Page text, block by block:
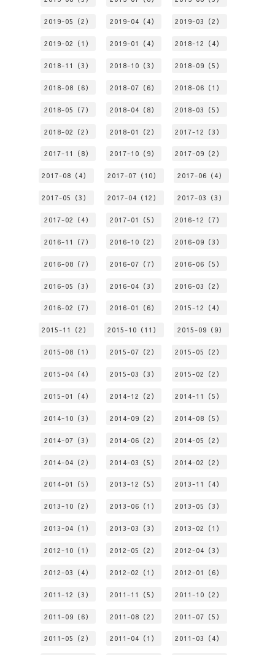
2019-05（2） 2019-04（4） 2019-03（2）
2019-02（1） 2019-01（4） 2018-12（4）
2018-11（3） 2018-10（3） 2018-09（5）
2018-08（6） 2018-07（6） 2018-06（1）
2018-05（7） 2018-04（8） 2018-03（5）
2018-02（2） 2018-01（2） 2017-12（3）
2017-11（8） 2017-10（9） 2017-09（2）
2017-08（4） 2017-07（10） 2017-06（4）
2017-05（3） 2017-04（12） 2017-03（3）
2017-02（4） 2017-01（5） 2016-12（7）
2016-11（7） 2016-10（2） 2016-09（3）
2016-08（7） 2016-07（7） 2016-06（5）
2016-05（3） 2016-04（3） 2016-03（2）
2016-02（7） 2016-01（6） 2015-12（4）
2015-11（2） 2015-10（11） 2015-09（9）
2015-08（1） 2015-07（2） 2015-05（2）
2015-04（4） 2015-03（3） 2015-02（2）
2015-01（4） 2014-12（2） 2014-11（5）
2014-10（3） 2014-09（2） 2014-08（5）
2014-07（3） 2014-06（2） 2014-05（2）
2014-04（2） 2014-03（5） 2014-02（2）
2014-01（5） 2013-12（5） 2013-11（4）
2013-10（2） 2013-06（1） 2013-05（3）
2013-04（1） 2013-03（3） 2013-02（1）
2012-10（1） 2012-05（2） 2012-04（3）
2012-03（4） 2012-02（1） 2012-01（6）
2011-12（3） 2011-11（5） 2011-10（2）
2011-09（6） 2011-08（2） 2011-07（5）
2011-05（2） 2011-04（1） 2011-03（4）